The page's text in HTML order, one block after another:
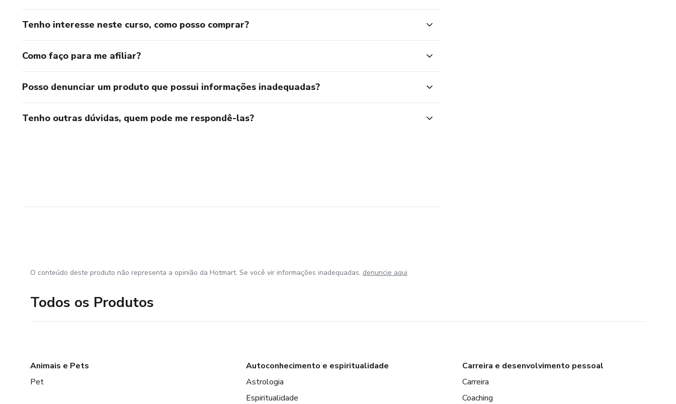
Tenho interesse neste curso, como posso comprar?
Como faço para me afiliar?
Posso denunciar um produto que possui informações inadequadas?
Tenho outras dúvidas, quem pode me respondê-las?
O conteúdo deste produto não representa a opinião da Hotmart. Se você vir informações inadequadas, denuncie aqui
Todos os Produtos
Animais e Pets
Pet
Autoconhecimento e espiritualidade
Astrologia
Espiritualidade
Carreira e desenvolvimento pessoal
Carreira
Coaching